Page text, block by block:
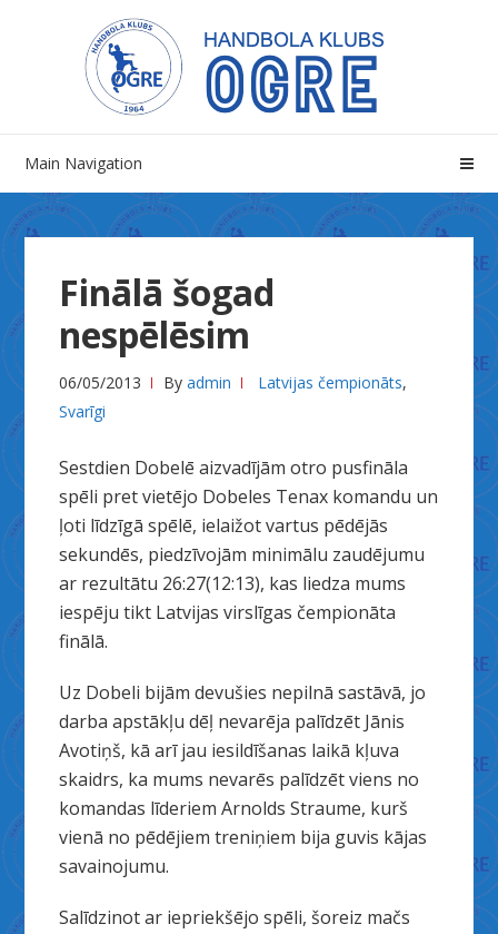
navigation
content
Main Navigation
Finālā šogad
nespēlēsim
06/05/2013 Byadmin Latvijas čempionāts,
Svarīgi
Sestdien Dobelē aizvadījām otro pusfināla
spēli pret vietējo Dobeles Tenax komandu un
ļoti līdzīgā spēlē, ielaižot vartus pēdējās
sekundēs, piedzīvojām minimālu zaudējumu
ar rezultātu 26:27(12:13), kas liedza mums
iespēju tikt Latvijas virslīgas čempionāta
finālā.
Uz Dobeli bijām devušies nepilnā sastāvā, jo
darba apstākļu dēļ nevarēja palīdzēt Jānis
Avotiņš, kā arī jau iesildīšanas laikā kļuva
skaidrs, ka mums nevarēs palīdzēt viens no
komandas līderiem Arnolds Straume, kurš
vienā no pēdējiem treniņiem bija guvis kājas
savainojumu.
Salīdzinot ar iepriekšējo spēli, šoreiz mačs